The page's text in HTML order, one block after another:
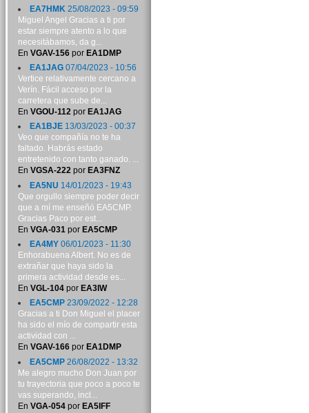
EA7HMK 25/08/2023 - 09:59
Miguel Angel Gracias a ti por
estar siempre atento a lo que
necesitábamos, da g...
En VGAV-156por EA1DMP
EA1JAG07/04/2023 - 10:56
Vertice relativamente cercano a
Verín. Fácil acceso por la
carretera que sube de...
En VGOU-112por EA1JAG
EA1BJE13/03/2023 - 00:37
Veo que compañía no te ha
faltado. Habrás estado
entretenido con tanto ganado. ...
En VGSA-222por EA3FNZ
EA5NU 14/01/2023 - 19:43
Que orgullo siempre poder decir
que a mí me enseñó EA5CMP.
Gracias Paco por est...
En VGA-031 por EA5CMP
EA4MY06/01/2023 - 11:30
Enhorabuena Albert. No es de
extrañar que haya sido la
primera actividad desde es...
En VGL-104por EA3IW
EA5CMP23/09/2022 - 12:28
Gracias a ti Don Miguel el placer
ha sido el mío de compartir esta
actividad con ...
En VGAV-166por EA1DMP
EA5CMP26/08/2022 - 13:32
Me alegro mucho Don Juan por
tu trayectoria que poco a poco te
vas superando, incl...
En VGA-054por EA5IFF